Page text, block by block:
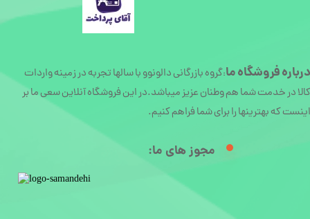
دربارهفروشگاه ما:گروه بازرگانی دالونوو با سالها تجربه در زمینه واردات
کالا در خدمت شما هم وطنان عزیز میباشد.در این فروشگاه آنلاین سعی ما بر
اینست که بهترینها را برای شما فراهم کنیم.
مجوز های ما:​